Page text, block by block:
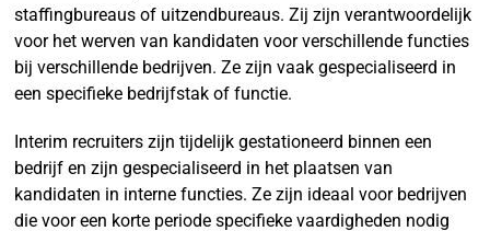
staffingbureaus of uitzendbureaus. Zij zijn verantwoordelijk
voor het werven van kandidaten voor verschillende functies
bij verschillende bedrijven. Ze zijn vaak gespecialiseerd in
een specifieke bedrijfstak of functie.
Interim recruiters zijn tijdelijk gestationeerd binnen een
bedrijf en zijn gespecialiseerd in het plaatsen van
kandidaten in interne functies. Ze zijn ideaal voor bedrijven
die voor een korte periode specifieke vaardigheden nodig